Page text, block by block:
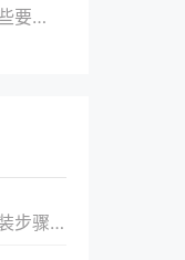
心间
简介